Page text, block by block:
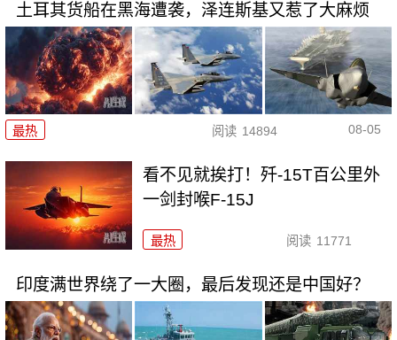
土耳其货船在黑海遭袭，泽连斯基又惹了大麻烦
最热 阅读 14894 08-05
看不见就挨打！歼-15T百公里外
一剑封喉F-15J
最热 阅读 11771
印度满世界绕了一大圈，最后发现还是中国好？